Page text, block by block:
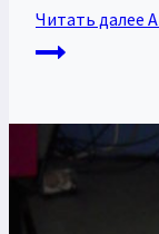
Читать далее